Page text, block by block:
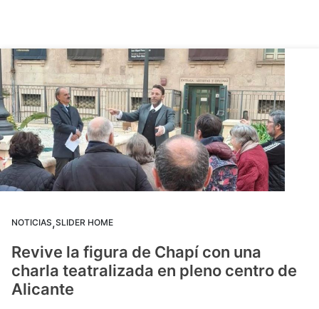
NOTICIAS,SLIDER HOME
Revive la figura de Chapí con una
charla teatralizada en pleno centro de
Alicante